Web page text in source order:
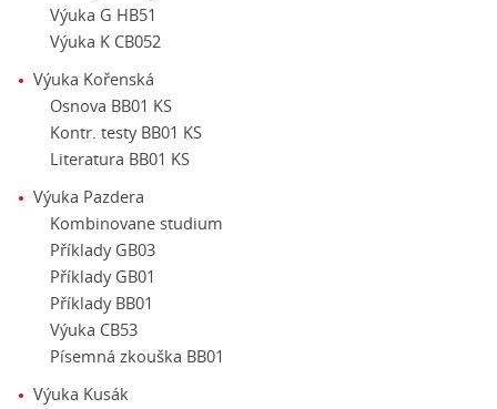
Výuka G HB51
Výuka K CB052
Výuka Kořenská
Osnova BB01 KS
Kontr. testy BB01 KS
Literatura BB01 KS
Výuka Pazdera
Kombinovane studium
Příklady GB03
Příklady GB01
Příklady BB01
Výuka CB53
Písemná zkouška BB01
Výuka Kusák